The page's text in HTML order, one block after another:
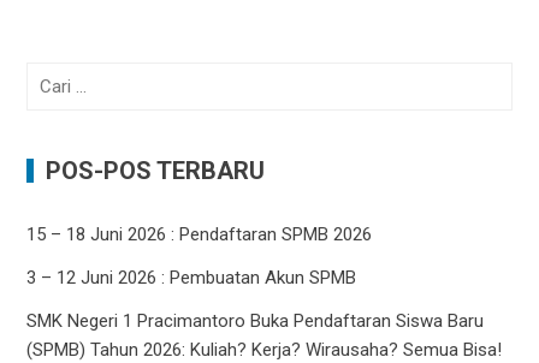
Cari
POS-POS TERBARU
15 – 18 Juni 2026 : Pendaftaran SPMB 2026
3 – 12 Juni 2026 : Pembuatan Akun SPMB
SMK Negeri 1 Pracimantoro Buka Pendaftaran Siswa Baru
(SPMB) Tahun 2026: Kuliah? Kerja? Wirausaha? Semua Bisa!